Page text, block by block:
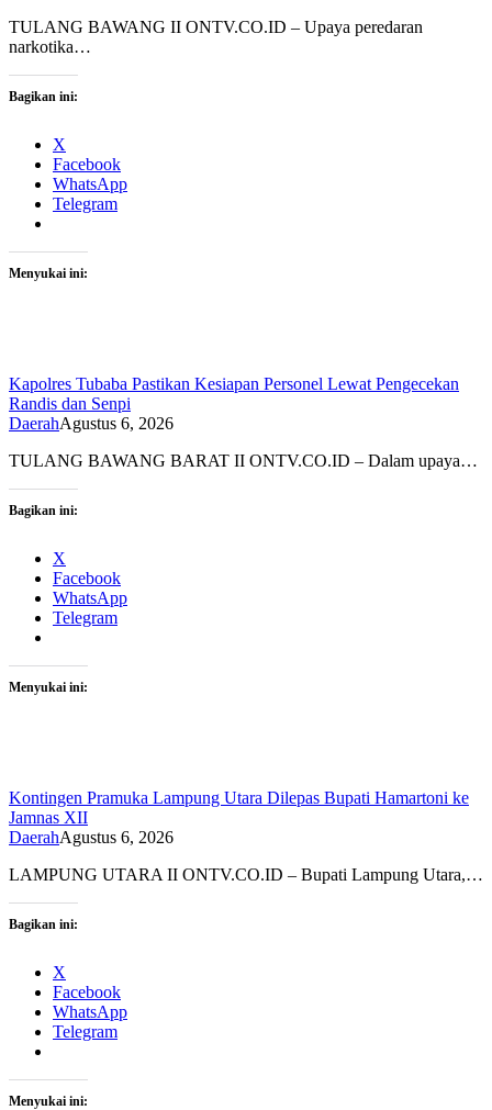
TULANG BAWANG II ONTV.CO.ID – Upaya peredaran
narkotika…
Bagikan ini:
X
Facebook
WhatsApp
Telegram
Menyukai ini:
Kapolres Tubaba Pastikan Kesiapan Personel Lewat Pengecekan
Randis dan Senpi
DaerahAgustus 6, 2026
TULANG BAWANG BARAT II ONTV.CO.ID – Dalam upaya…
Bagikan ini:
X
Facebook
WhatsApp
Telegram
Menyukai ini:
Kontingen Pramuka Lampung Utara Dilepas Bupati Hamartoni ke
Jamnas XII
DaerahAgustus 6, 2026
LAMPUNG UTARA II ONTV.CO.ID – Bupati Lampung Utara,…
Bagikan ini:
X
Facebook
WhatsApp
Telegram
Menyukai ini: